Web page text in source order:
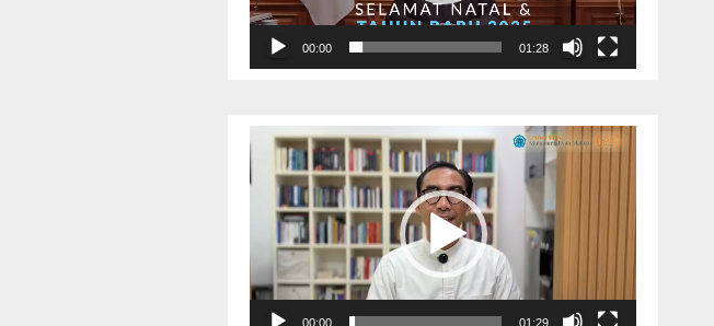
00:00 01:28
Pemutar
Video
00:00 01:29